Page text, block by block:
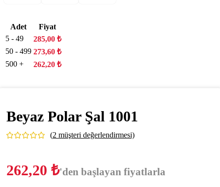
Adet
Fiyat
5 - 49
285,00 ₺
50 - 499 273,60 ₺
500 +
262,20 ₺
Beyaz Polar Şal 1001
(2 müşteri değerlendirmesi)
262,20 ₺'den başlayan fiyatlarla